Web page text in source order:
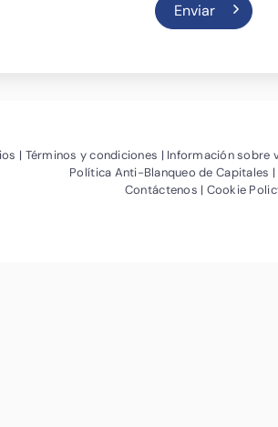
(Abrir nueva ventana)
Términos y condiciones (Abrir nueva ventana)
Información sobre
Política Anti-Blanqueo de Capitales
Contáctenos(Abrir nueva
Cookie